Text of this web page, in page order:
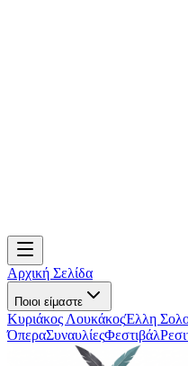
Αρχική Σελίδα
Ποιοι είμαστε
Κυριάκος ΛουκάκοςΈλλη
ΌπεραΣυναυλίεςΦεστιβάλ